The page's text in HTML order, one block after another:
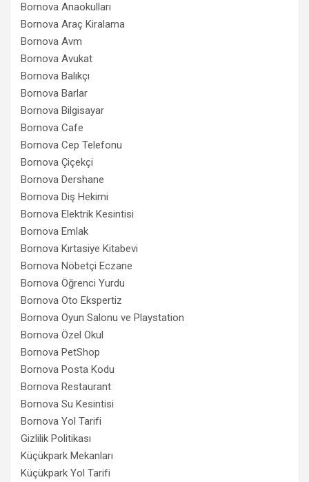
Bornova Anaokulları
Bornova Araç Kiralama
Bornova Avm
Bornova Avukat
Bornova Balıkçı
Bornova Barlar
Bornova Bilgisayar
Bornova Cafe
Bornova Cep Telefonu
Bornova Çiçekçi
Bornova Dershane
Bornova Diş Hekimi
Bornova Elektrik Kesintisi
Bornova Emlak
Bornova Kırtasiye Kitabevi
Bornova Nöbetçi Eczane
Bornova Öğrenci Yurdu
Bornova Oto Ekspertiz
Bornova Oyun Salonu ve Playstation
Bornova Özel Okul
Bornova PetShop
Bornova Posta Kodu
Bornova Restaurant
Bornova Su Kesintisi
Bornova Yol Tarifi
Gizlilik Politikası
Küçükpark Mekanları
Küçükpark Yol Tarifi